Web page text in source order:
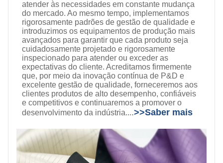
atender às necessidades em constante mudança
do mercado. Ao mesmo tempo, implementamos
rigorosamente padrões de gestão de qualidade e
introduzimos os equipamentos de produção mais
avançados para garantir que cada produto seja
cuidadosamente projetado e rigorosamente
inspecionado para atender ou exceder as
expectativas do cliente. Acreditamos firmemente
que, por meio da inovação contínua de P&D e
excelente gestão de qualidade, forneceremos aos
clientes produtos de alto desempenho, confiáveis ​​
e competitivos e continuaremos a promover o
desenvolvimento da indústria....>>Saber mais